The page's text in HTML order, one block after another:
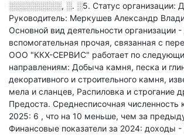
░░░░░░░░░, ░. ░5. Статус организации:
Руководитель: Меркушев Александр
Основной вид деятельности организации -
вспомогательная прочая, связанная с
ООО "ККХ-СЕРВИС" работает по
направлениям: Добыча камня, песка и
декоративного и строительного камня,
мела и сланцев, Распиловка и строгание
Предоста. Среднесписочная численность
2025: 6 , что на 10 меньше, чем за
Финансовые показатели за 2024: доходы -